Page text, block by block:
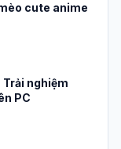
cute anime
nghiệm
PC